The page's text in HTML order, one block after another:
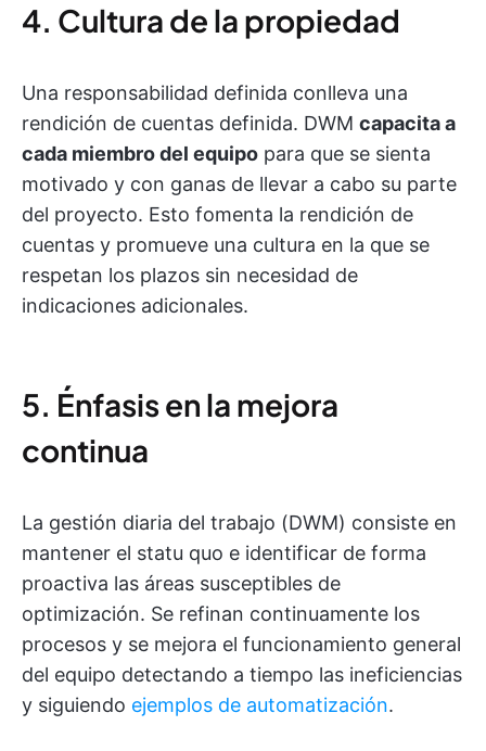
4. Cultura de la propiedad
Una responsabilidad definida conlleva una
rendición de cuentas definida. DWM capacita a
cada miembro del equipo para que se sienta
motivado y con ganas de llevar a cabo su parte
del proyecto. Esto fomenta la rendición de
cuentas y promueve una cultura en la que se
respetan los plazos sin necesidad de
indicaciones adicionales.
5. Énfasis en la mejora
continua
La gestión diaria del trabajo (DWM) consiste en
mantener el statu quo e identificar de forma
proactiva las áreas susceptibles de
optimización. Se refinan continuamente los
procesos y se mejora el funcionamiento general
del equipo detectando a tiempo las ineficiencias
y siguiendo ejemplos de automatización.